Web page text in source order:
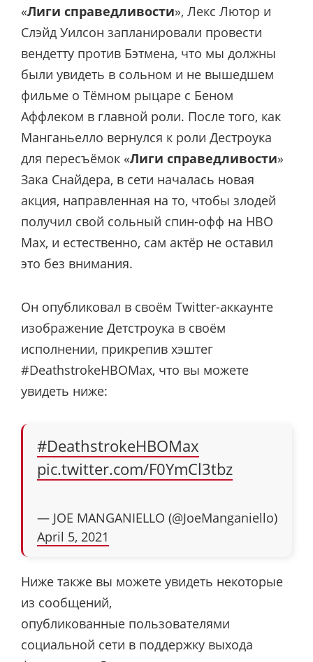
«Лиги справедливости», Лекс Лютор и
Слэйд Уилсон запланировали провести
вендетту против Бэтмена, что мы должны
были увидеть в сольном и не вышедшем
фильме о Тёмном рыцаре с Беном
Аффлеком в главной роли. После того, как
Манганьелло вернулся к роли Дестроука
для пересъёмок «Лиги справедливости»
Зака Снайдера, в сети началась новая
акция, направленная на то, чтобы злодей
получил свой сольный спин-офф на HBO
Max, и естественно, сам актёр не оставил
это без внимания.
Он опубликовал в своём Twitter-аккаунте
изображение Детстроука в своём
исполнении, прикрепив хэштег
#DeathstrokeHBOMax, что вы можете
увидеть ниже:
#DeathstrokeHBOMax
pic.twitter.com/F0YmCl3tbz
— JOE MANGANIELLO (@JoeManganiello)
April 5, 2021
Ниже также вы можете увидеть некоторые
из сообщений,
опубликованные пользователями
социальной сети в поддержку выхода